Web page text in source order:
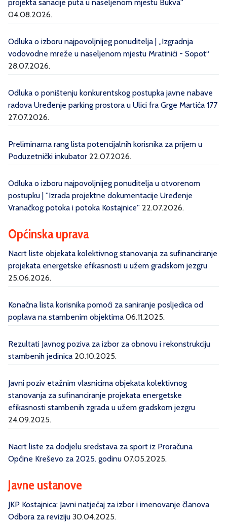
projekta sanacije puta u naseljenom mjestu Bukva''
04.08.2026.
Odluka o izboru najpovoljnijeg ponuditelja | „Izgradnja
vodovodne mreže u naseljenom mjestu Mratinići - Sopot“
28.07.2026.
Odluka o poništenju konkurentskog postupka javne nabave
radova Uređenje parking prostora u Ulici fra Grge Martića 177
27.07.2026.
Preliminarna rang lista potencijalnih korisnika za prijem u
Poduzetnički inkubator 22.07.2026.
Odluka o izboru najpovoljnijeg ponuditelja u otvorenom
postupku | ''Izrada projektne dokumentacije Uređenje
Vranačkog potoka i potoka Kostajnice'' 22.07.2026.
Općinska uprava
Nacrt liste objekata kolektivnog stanovanja za sufinanciranje
projekata energetske efikasnosti u užem gradskom jezgru
25.06.2026.
Konačna lista korisnika pomoći za saniranje posljedica od
poplava na stambenim objektima 06.11.2025.
Rezultati Javnog poziva za izbor za obnovu i rekonstrukciju
stambenih jedinica 20.10.2025.
Javni poziv etažnim vlasnicima objekata kolektivnog
stanovanja za sufinanciranje projekata energetske
efikasnosti stambenih zgrada u užem gradskom jezgru
24.09.2025.
Nacrt liste za dodjelu sredstava za sport iz Proračuna
Općine Kreševo za 2025. godinu 07.05.2025.
Javne ustanove
JKP Kostajnica: Javni natječaj za izbor i imenovanje članova
Odbora za reviziju 30.04.2025.